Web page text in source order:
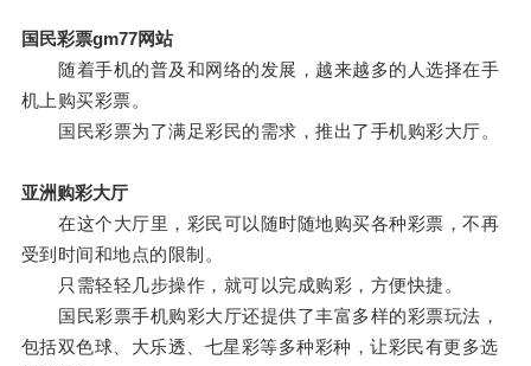
国民彩票gm77网站
随着手机的普及和网络的发展，越来越多的人选择在手
机上购买彩票。
国民彩票为了满足彩民的需求，推出了手机购彩大厅。
亚洲购彩大厅
在这个大厅里，彩民可以随时随地购买各种彩票，不再
受到时间和地点的限制。
只需轻轻几步操作，就可以完成购彩，方便快捷。
国民彩票手机购彩大厅还提供了丰富多样的彩票玩法，
包括双色球、大乐透、七星彩等多种彩种，让彩民有更多选